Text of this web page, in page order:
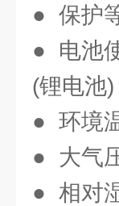
● 保护
● 电池
(锂电池)
● 环境
● 大气
● 相对